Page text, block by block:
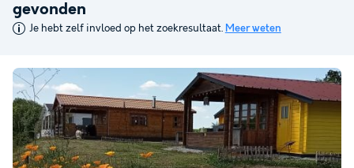
gevonden
Je hebt zelf invloed op het zoekresultaat. Meer weten